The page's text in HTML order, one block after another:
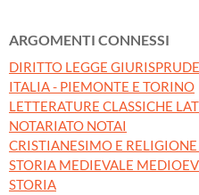
ARGOMENTI CONNESSI
DIRITTO LEGGE
ITALIA - PIEMONTE E TORINO
LETTERATURE CLASSICHE
NOTARIATO NOTAI
CRISTIANESIMO E
STORIA MEDIEVALE
STORIA